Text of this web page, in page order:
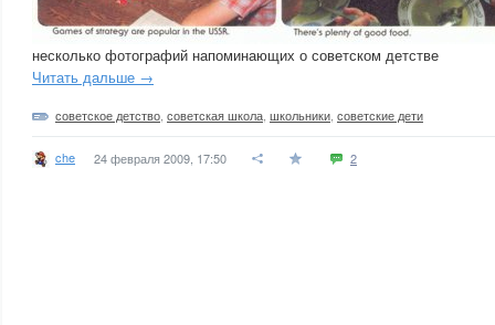
несколько фотографий напоминающих о советском детстве
Читать дальше →
советское детство советская школа школьники советские дети
che 24 февраля 2009, 17:50 2